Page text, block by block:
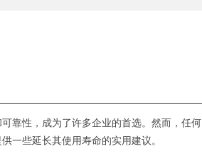
靠性，成为了许多企业的首选。然而，任何
一些延长其使用寿命的实用建议。